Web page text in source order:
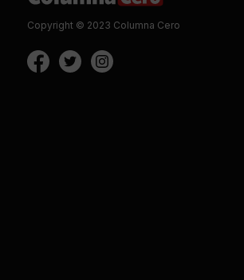
Copyright © 2023 Columna Cero